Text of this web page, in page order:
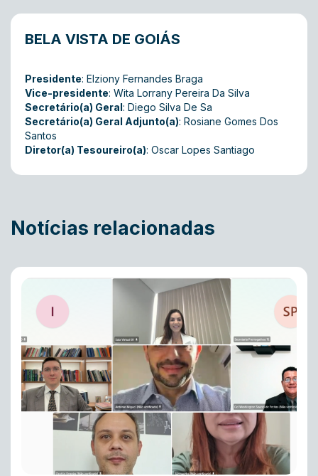
BELA VISTA DE GOIÁS
Presidente: Elziony Fernandes Braga
Vice-presidente: Wita Lorrany Pereira Da Silva
Secretário(a) Geral: Diego Silva De Sa
Secretário(a) Geral Adjunto(a): Rosiane Gomes Dos
Santos
Diretor(a) Tesoureiro(a): Oscar Lopes Santiago
Notícias relacionadas